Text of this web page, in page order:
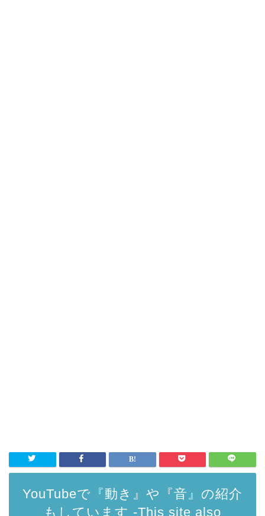
YouTubeで『動き』や『音』の紹介
もしています -This site also